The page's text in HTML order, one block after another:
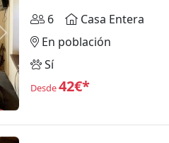
Siguiente
6
Casa Entera
En población
Sí
Desde42€*